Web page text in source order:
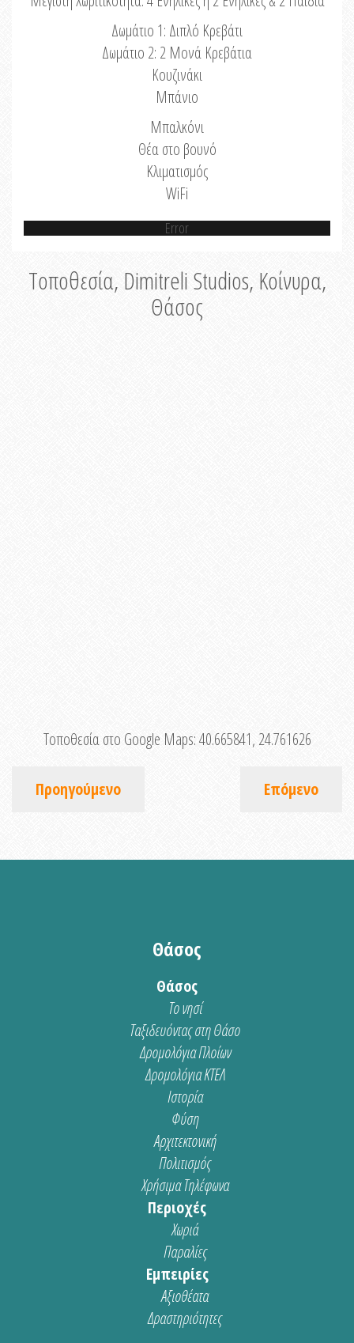
Δωμάτιο 1: Διπλό Κρεβάτι
Δωμάτιο 2: 2 Μονά Κρεβάτια
Κουζινάκι
Μπάνιο
Μπαλκόνι
Θέα στο βουνό
Κλιματισμός
WiFi
Error
Τοποθεσία, Dimitreli Studios, Κοίνυρα,
Θάσος
Τοποθεσία στο Google Maps:40.665841, 24.761626
Προηγούμενο Επόμενο
Θάσος
Θάσος
Το νησί
Ταξιδευόντας στη Θάσο
Δρομολόγια Πλοίων
Δρομολόγια ΚΤΕΛ
Ιστορία
Φύση
Αρχιτεκτονική
Πολιτισμός
Χρήσιμα Τηλέφωνα
Περιοχές
Χωριά
Παραλίες
Εμπειρίες
Αξιοθέατα
Δραστηριότητες